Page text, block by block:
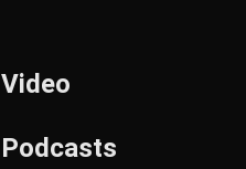
Video
Podcasts